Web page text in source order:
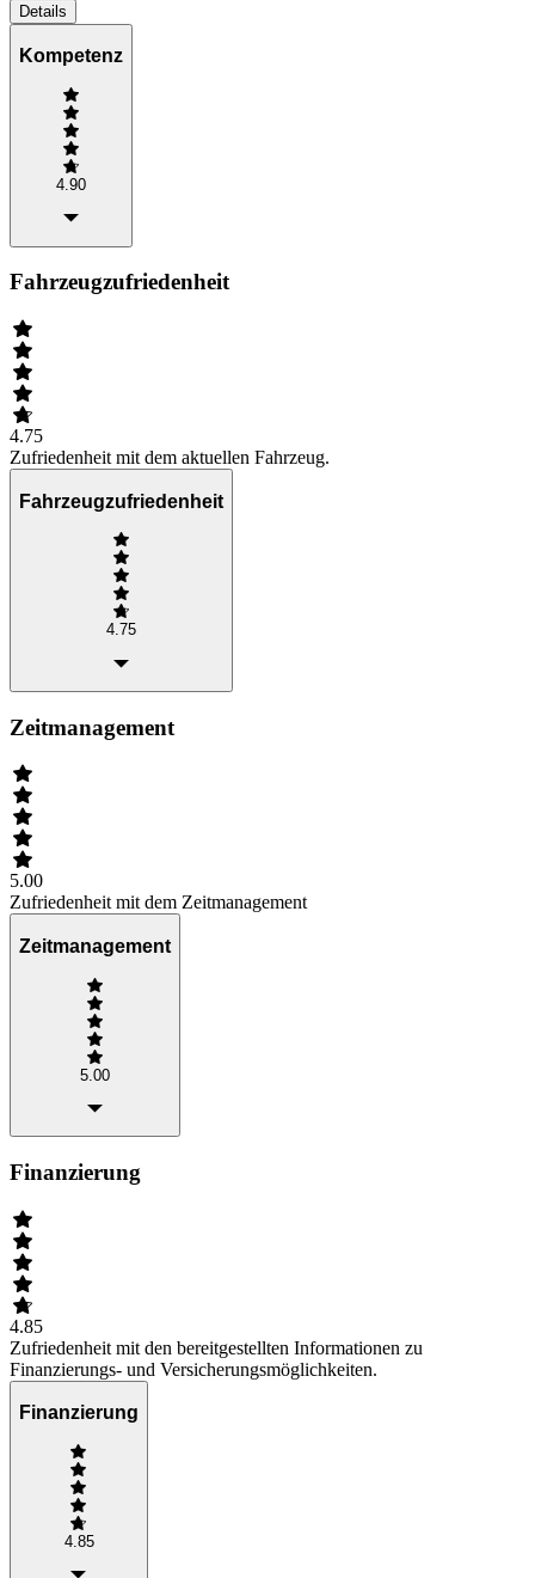
Details
Kompetenz
4.90
Fahrzeugzufriedenheit
4.75
Zufriedenheit mit dem aktuellen Fahrzeug.
Fahrzeugzufriedenheit
4.75
Zeitmanagement
5.00
Zufriedenheit mit dem Zeitmanagement
Zeitmanagement
5.00
Finanzierung
4.85
Zufriedenheit mit den bereitgestellten Informationen zu
Finanzierungs- und Versicherungsmöglichkeiten.
Finanzierung
4.85